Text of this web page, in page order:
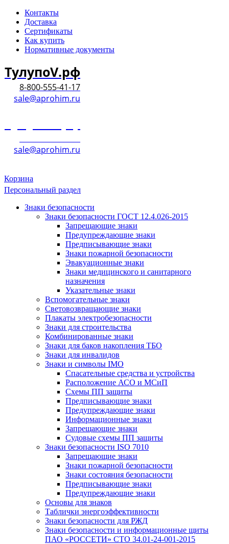
Контакты
Доставка
Сертификаты
Как купить
Нормативные документы
ТулупоV.рф
8-800-555-41-17
sale@aprohim.ru
sale@aprohim.ru
Корзина
Персональный раздел
Знаки безопасности
Знаки безопасности ГОСТ 12.4.026-2015
Запрещающие знаки
Предупреждающие знаки
Предписывающие знаки
Знаки пожарной безопасности
Эвакуационные знаки
Знаки медицинского и санитарного
назначения
Указательные знаки
Вспомогательные знаки
Световозвращающие знаки
Плакаты электробезопасности
Знаки для строительства
Комбинированные знаки
Знаки для баков накопления ТБО
Знаки для инвалидов
Знаки и символы IMO
Спасательные средства и устройства
Расположение АСО и МСиП
Схемы ПП защиты
Предписывающие знаки
Предупреждающие знаки
Информационные знаки
Запрещающие знаки
Судовые схемы ПП защиты
Знаки безопасности ISO 7010
Запрещающие знаки
Знаки пожарной безопасности
Знаки состояния безопасности
Предписывающие знаки
Предупреждающие знаки
Основы для знаков
Таблички энергоэффективности
Знаки безопасности для РЖД
Знаки безопасности и информационные щиты
ПАО «РОССЕТИ» СТО 34.01-24-001-2015